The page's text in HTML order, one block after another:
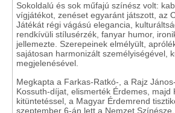
Sokoldalú és sok műfajú színész volt:
vígjátékot, zenéset egyaránt játszott, az
Játékát régi vágású elegancia,
rendkívüli stílusérzék, fanyar humor,
jellemezte. Szerepeinek elmélyült,
sajátosan harmonizált személyiségével,
megjelenésével.
Megkapta a Farkas-Ratkó-, a Rajz
Kossuth-díjat, elismerték Érdemes, majd
kitüntetéssel, a Magyar Érdemrend
szeptember 6-án lett a Nemzet Színésze.